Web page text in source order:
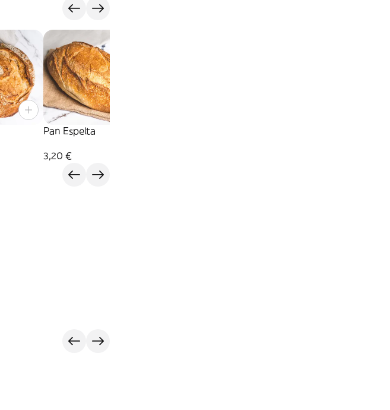
Pan Espelta
3,20 €